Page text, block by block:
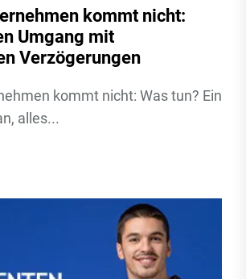
kommt nicht:
Umgang mit
Verzögerungen
kommt nicht: Was tun? Ein
alles...